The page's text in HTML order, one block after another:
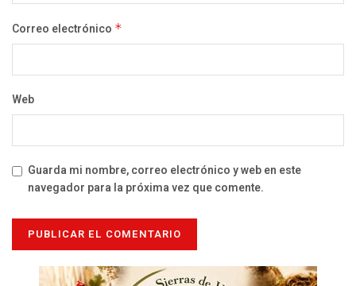
Correo electrónico *
Web
Guarda mi nombre, correo electrónico y web en este
navegador para la próxima vez que comente.